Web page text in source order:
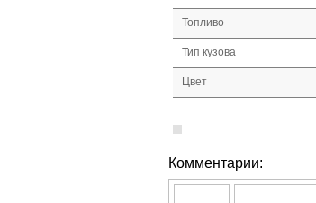
Топливо
Тип кузова
Цвет
Комментарии: